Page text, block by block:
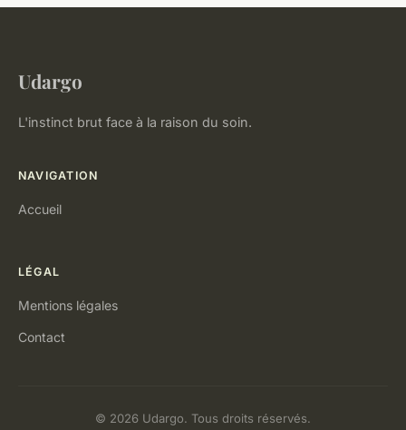
Udargo
L'instinct brut face à la raison du soin.
NAVIGATION
Accueil
LÉGAL
Mentions légales
Contact
© 2026 Udargo. Tous droits réservés.